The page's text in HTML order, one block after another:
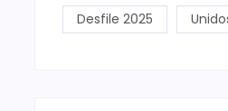
Desfile 2025